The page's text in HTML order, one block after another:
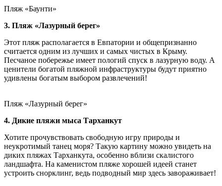
Пляж «Баунти»
3. Пляж «Лазурный берег»
Этот пляж располагается в Евпатории и общепризнанно
считается одним из лучших и самых чистых в Крыму.
Песчаное побережье имеет пологий спуск в лазурную воду. А
ценители богатой пляжной инфраструктуры будут приятно
удивлены богатым выбором развлечений!
Пляж «Лазурный берег»
4. Дикие пляжи мыса Тарханкут
Хотите прочувствовать свободную игру природы и
неукротимый танец моря? Такую картину можно увидеть на
диких пляжах Тарханкута, особенно вблизи скалистого
ландшафта. На каменистом пляже хорошей идеей станет
устроить снорклинг, ведь подводный мир здесь завораживает!